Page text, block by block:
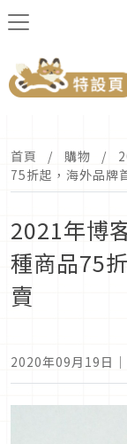
首頁 購物
75折起，海外品牌
2021年博
種商品75
賣
2020年09月19日